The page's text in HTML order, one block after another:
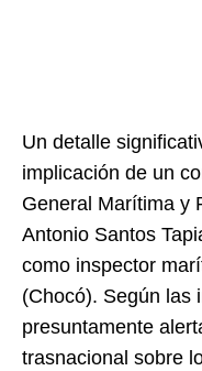
Un detalle
implicación de un
General Marítima y
Antonio Santos
como inspector
(Chocó). Según las
presuntamente
trasnacional sobre